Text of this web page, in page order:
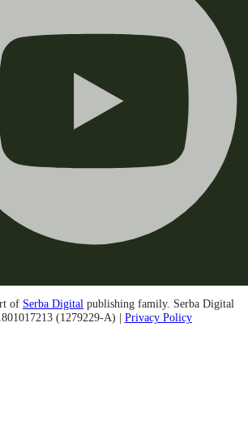
of Serba Digital publishing family. Serba Digital
(1279229-A) | Privacy Policy